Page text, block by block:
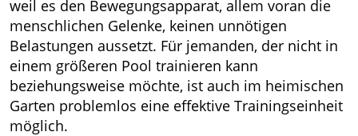
weil es den Bewegungsapparat, allem voran die
menschlichen Gelenke, keinen unnötigen
Belastungen aussetzt. Für jemanden, der nicht in
einem größeren Pool trainieren kann
beziehungsweise möchte, ist auch im heimischen
Garten problemlos eine effektive Trainingseinheit
möglich.